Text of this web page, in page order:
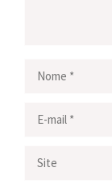
mail